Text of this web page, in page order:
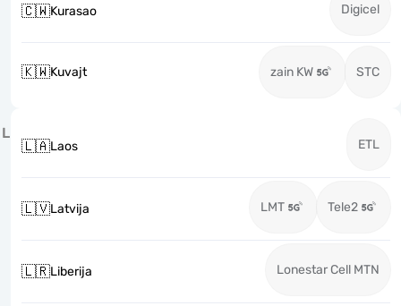
🇨🇼Kurasao Digicel
🇰🇼Kuvajt zain KW STC
L
🇱🇦Laos ETL
🇱🇻Latvija LMT Tele2
🇱🇷Liberija Lonestar Cell MTN